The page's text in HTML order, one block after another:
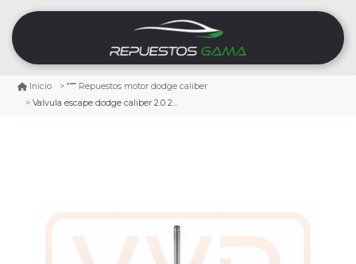
Inicio
Repuestos motor dodge caliber
Valvula escape dodge caliber 2.0 2007/2012